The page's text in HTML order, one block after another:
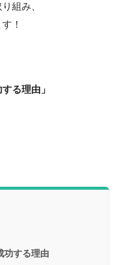
組み、
！
る理由」
功する理由